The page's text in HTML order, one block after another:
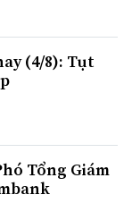
(4/8): Tụt
Tổng Giám